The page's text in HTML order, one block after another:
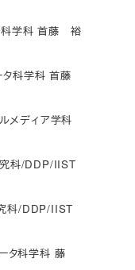
科学科 首藤 裕
タ科学科 首藤
メディア学科
科/DDP/IIST
科/DDP/IIST
タ科学科 藤